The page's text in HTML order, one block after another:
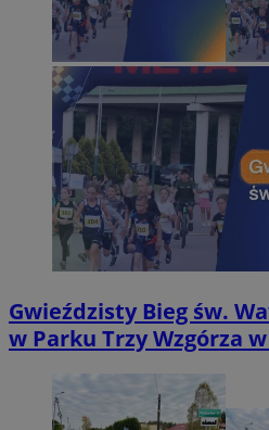
Gwieździsty Bieg św.
w Parku Trzy Wzgórza